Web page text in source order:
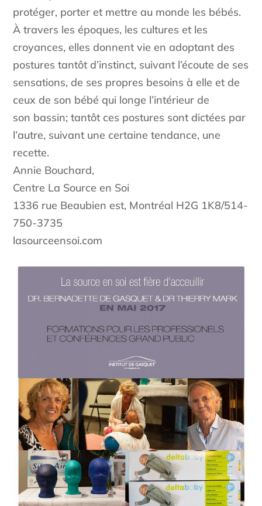
protéger, porter et mettre au monde les bébés.
À travers les époques, les cultures et les
croyances, elles donnent vie en adoptant des
postures tantôt d’instinct, suivant l’écoute de ses
sensations, de ses propres besoins à elle et de
ceux de son bébé qui longe l’intérieur de
son bassin; tantôt ces postures sont dictées par
l’autre, suivant une certaine tendance, une
recette.
Annie Bouchard,
Centre La Source en Soi
1336 rue Beaubien est, Montréal H2G 1K8/514-
750-3735
lasourceensoi.com